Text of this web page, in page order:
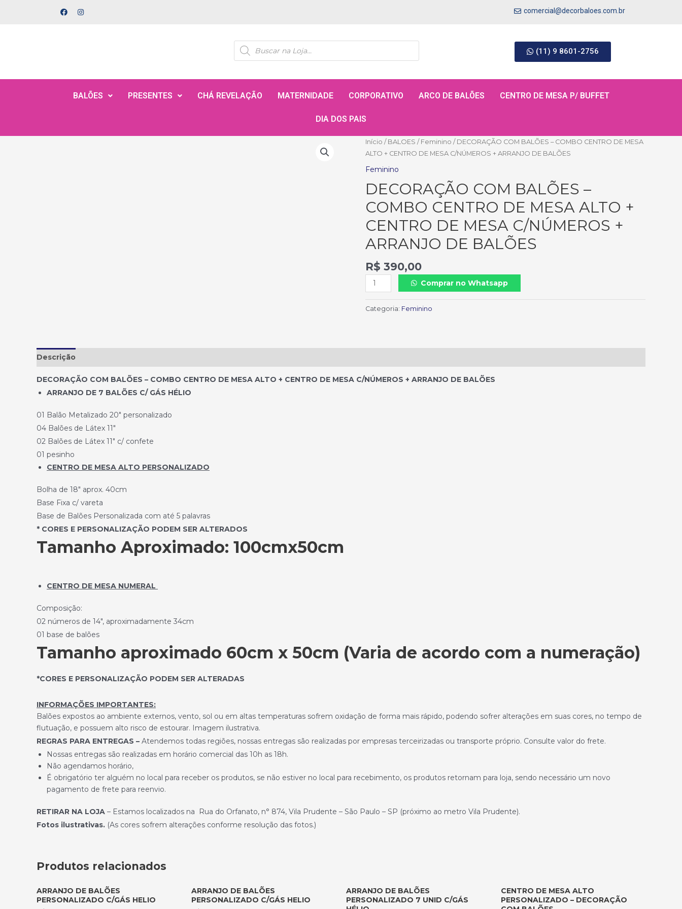
comercial@decorbaloes.com.br
(11) 9 8601-2756
BALÕES PRESENTES CHÁ REVELAÇÃO MATERNIDADE CORPORATIVO ARCO DE BALÕES CENTRO DE MESA P/ BUFFET
DIA DOS PAIS
Início / BALOES / Feminino / DECORAÇÃO COM BALÕES – COMBO CENTRO DE MESA
ALTO + CENTRO DE MESA C/NÚMEROS + ARRANJO DE BALÕES
Feminino
DECORAÇÃO COM BALÕES –
COMBO CENTRO DE MESA ALTO +
CENTRO DE MESA C/NÚMEROS +
ARRANJO DE BALÕES
R$ 390,00
Comprar no Whatsapp
Categoria: Feminino
Descrição
DECORAÇÃO COM BALÕES – COMBO CENTRO DE MESA ALTO + CENTRO DE MESA C/NÚMEROS + ARRANJO DE BALÕES
ARRANJO DE 7 BALÕES C/ GÁS HÉLIO
01 Balão Metalizado 20″ personalizado
04 Balões de Látex 11″
02 Balões de Látex 11″ c/ confete
01 pesinho
CENTRO DE MESA ALTO PERSONALIZADO
Bolha de 18″ aprox. 40cm
Base Fixa c/ vareta
Base de Balões Personalizada com até 5 palavras
* CORES E PERSONALIZAÇÃO PODEM SER ALTERADOS
Tamanho Aproximado: 100cmx50cm
CENTRO DE MESA NUMERAL
Composição:
02 números de 14″, aproximadamente 34cm
01 base de balões
Tamanho aproximado 60cm x 50cm (Varia de acordo com a numeração)
*CORES E PERSONALIZAÇÃO PODEM SER ALTERADAS
INFORMAÇÕES IMPORTANTES:
Balões expostos ao ambiente externos, vento, sol ou em altas temperaturas sofrem oxidação de forma mais rápido, podendo sofrer alterações em suas cores, no tempo de
flutuação, e possuem alto risco de estourar. Imagem ilustrativa.
REGRAS PARA ENTREGAS – Atendemos todas regiões, nossas entregas são realizadas por empresas terceirizadas ou transporte próprio. Consulte valor do frete.
Nossas entregas são realizadas em horário comercial das 10h as 18h.
Não agendamos horário,
É obrigatório ter alguém no local para receber os produtos, se não estiver no local para recebimento, os produtos retornam para loja, sendo necessário um novo
pagamento de frete para reenvio.
RETIRAR NA LOJA – Estamos localizados na Rua do Orfanato, n° 874, Vila Prudente – São Paulo – SP (próximo ao metro Vila Prudente).
Fotos ilustrativas. (As cores sofrem alterações conforme resolução das fotos.)
Produtos relacionados
ARRANJO DE BALÕES
PERSONALIZADO C/GÁS HELIO
ARRANJO DE BALÕES
PERSONALIZADO C/GÁS HELIO
ARRANJO DE BALÕES
PERSONALIZADO 7 UNID C/GÁS
CENTRO DE MESA ALTO
PERSONALIZADO – DECORAÇÃO